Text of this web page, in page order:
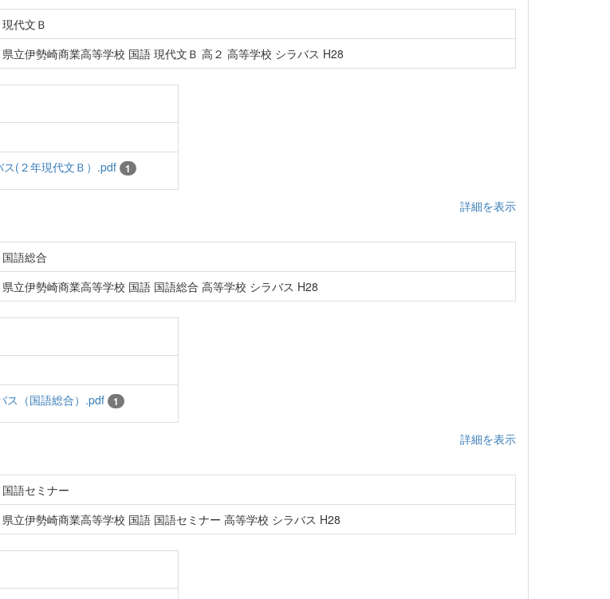
現代文Ｂ
県立伊勢崎商業高等学校 国語 現代文Ｂ 高２ 高等学校 シラバス H28
ス(２年現代文Ｂ）.pdf 1
詳細を表示
国語総合
県立伊勢崎商業高等学校 国語 国語総合 高等学校 シラバス H28
ス（国語総合）.pdf 1
詳細を表示
国語セミナー
県立伊勢崎商業高等学校 国語 国語セミナー 高等学校 シラバス H28